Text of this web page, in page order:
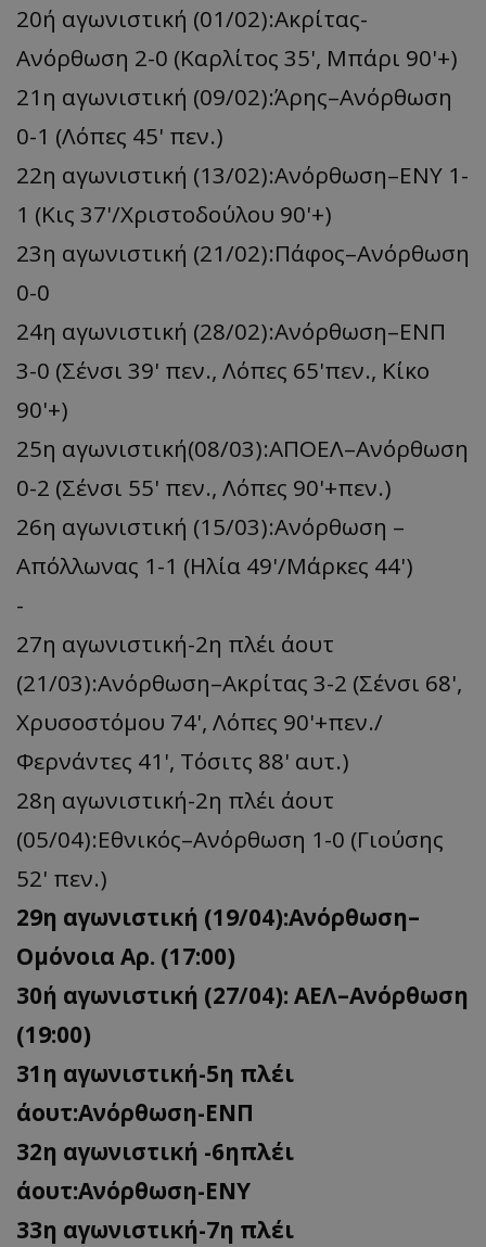
20ή αγωνιστική (01/02):Ακρίτας-
Ανόρθωση 2-0 (Καρλίτος 35', Μπάρι 90'+)
21η αγωνιστική (09/02):Άρης–Ανόρθωση
0-1 (Λόπες 45' πεν.)
22η αγωνιστική (13/02):Ανόρθωση–ΕΝΥ 1-
1 (Κις 37'/Χριστοδούλου 90'+)
23η αγωνιστική (21/02):Πάφος–Ανόρθωση
0-0
24η αγωνιστική (28/02):Ανόρθωση–ΕΝΠ
3-0 (Σένσι 39' πεν., Λόπες 65'πεν., Κίκο
90'+)
25η αγωνιστική(08/03):ΑΠΟΕΛ–Ανόρθωση
0-2 (Σένσι 55' πεν., Λόπες 90'+πεν.)
26η αγωνιστική (15/03):Ανόρθωση –
Απόλλωνας 1-1 (Ηλία 49'/Μάρκες 44')
-
27η αγωνιστική-2η πλέι άουτ
(21/03):Ανόρθωση–Ακρίτας 3-2 (Σένσι 68',
Χρυσοστόμου 74', Λόπες 90'+πεν./
Φερνάντες 41', Τόσιτς 88' αυτ.)
28η αγωνιστική-2η πλέι άουτ
(05/04):Εθνικός–Ανόρθωση 1-0 (Γιούσης
52' πεν.)
29η αγωνιστική (19/04):Ανόρθωση–
Ομόνοια Αρ. (17:00)
30ή αγωνιστική (27/04): ΑΕΛ–Ανόρθωση
(19:00)
31η αγωνιστική-5η πλέι
άουτ:Ανόρθωση-ΕΝΠ
32η αγωνιστική -6ηπλέι
άουτ:Ανόρθωση-ΕΝΥ
33η αγωνιστική-7η πλέι